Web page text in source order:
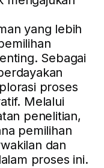
yang lebih
Sebagai
proses
Melalui
penelitian,
pemilihan
dan
proses ini.